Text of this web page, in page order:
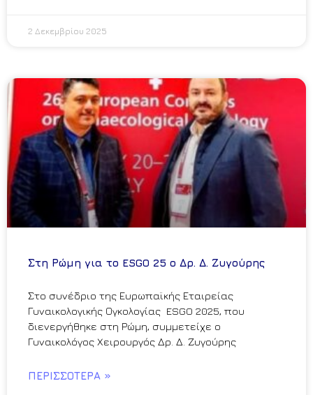
2 Δεκεμβρίου 2025
Στη Ρώμη για το ESGO 25 ο Δρ. Δ. Ζυγούρης
Στο συνέδριο της Ευρωπαϊκής Εταιρείας
Γυναικολογικής Ογκολογίας ESGO 2025, που
διενεργήθηκε στη Ρώμη, συμμετείχε ο
Γυναικολόγος Χειρουργός Δρ. Δ. Ζυγούρης
ΠΕΡΙΣΣΌΤΕΡΑ »